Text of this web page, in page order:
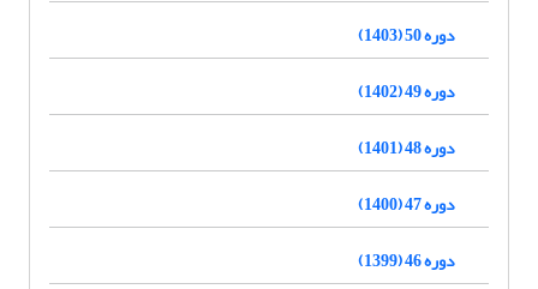
دوره 50 (1403)
دوره 49 (1402)
دوره 48 (1401)
دوره 47 (1400)
دوره 46 (1399)